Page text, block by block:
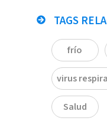
TAGS
frío
virus
Salud